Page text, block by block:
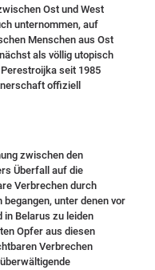
Ost und West
unternommen, auf
Menschen aus Ost
als völlig utopisch
seit 1985
offiziell
zwischen den
Überfall auf die
Verbrechen durch
unter denen vor
in Belarus zu leiden
Opfer aus diesen
Verbrechen